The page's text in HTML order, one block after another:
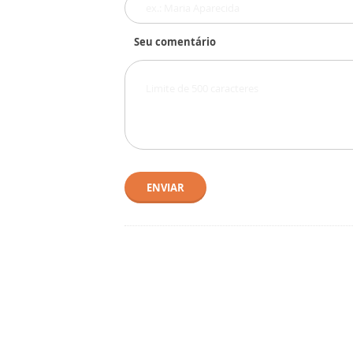
Seu comentário
ENVIAR